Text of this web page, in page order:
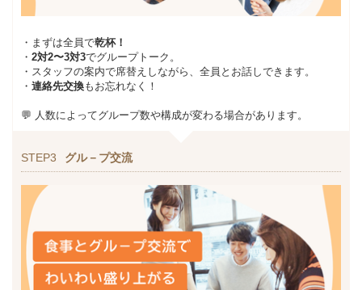
・まずは全員で乾杯！
・ 2対2〜3対3でグループトーク。
・スタッフの案内で席替えしながら、全員とお話しできます。
・ 連絡先交換もお忘れなく！
💬 人数によってグループ数や構成が変わる場合があります。
STEP3 グル－プ交流